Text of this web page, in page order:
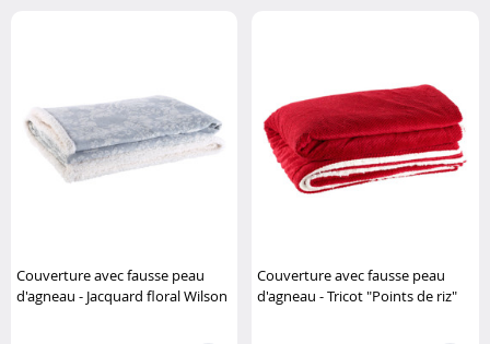
Couverture avec fausse peau
d'agneau - Jacquard floral Wilson
Couverture avec fausse peau
d'agneau - Tricot "Points de riz"